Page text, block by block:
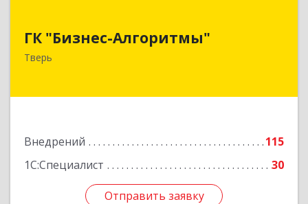
ГК "Бизнес-Алгоритмы"
Тверь
Внедрений
115
1С:Специалист
30
Отправить заявку
170006, Тверская обл, Тверь г, Брагина ул, дом
Подробнее
Отправить заявку